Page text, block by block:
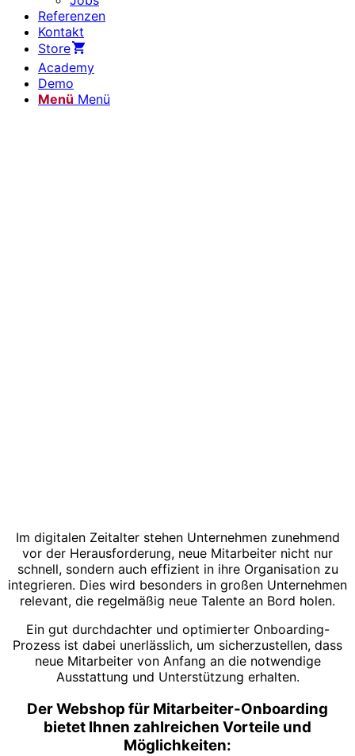
Referenzen
Kontakt
Store
Academy
Demo
Menü Menü
Im digitalen Zeitalter stehen Unternehmen zunehmend
vor der Herausforderung, neue Mitarbeiter nicht nur
schnell, sondern auch effizient in ihre Organisation zu
integrieren. Dies wird besonders in großen Unternehmen
relevant, die regelmäßig neue Talente an Bord holen.
Ein gut durchdachter und optimierter Onboarding-
Prozess ist dabei unerlässlich, um sicherzustellen, dass
neue Mitarbeiter von Anfang an die notwendige
Ausstattung und Unterstützung erhalten.
Der Webshop für Mitarbeiter-Onboarding
bietet Ihnen zahlreichen Vorteile und
Möglichkeiten: